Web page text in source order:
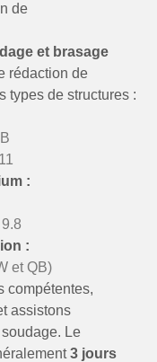
de
et brasage
rédaction de
types de structures :
:
:
et QB)
compétentes,
assistons
Le
3 jours